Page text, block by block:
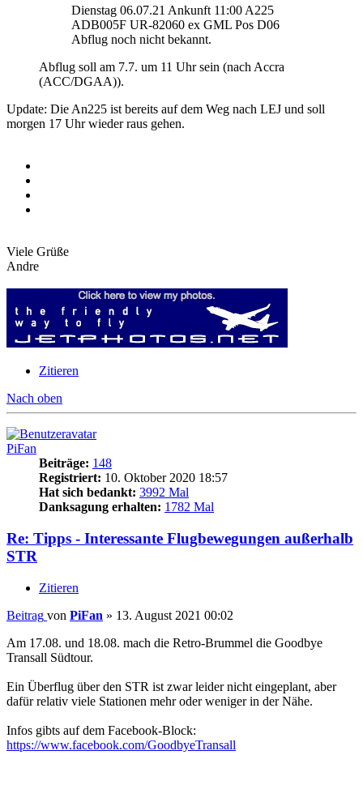
Dienstag 06.07.21 Ankunft 11:00 A225
ADB005F UR-82060 ex GML Pos D06
Abflug noch nicht bekannt.
Abflug soll am 7.7. um 11 Uhr sein (nach Accra
(ACC/DGAA)).
Update: Die An225 ist bereits auf dem Weg nach LEJ und soll
morgen 17 Uhr wieder raus gehen.
Viele Grüße
Andre
Zitieren
Nach oben
PiFan
Beiträge: 148
Registriert: 10. Oktober 2020 18:57
Hat sich bedankt: 3992 Mal
Danksagung erhalten: 1782 Mal
Re: Tipps - Interessante Flugbewegungen außerhalb
STR
Zitieren
Beitrag von PiFan » 13. August 2021 00:02
Am 17.08. und 18.08. mach die Retro-Brummel die Goodbye
Transall Südtour.
Ein Überflug über den STR ist zwar leider nicht eingeplant, aber
dafür relativ viele Stationen mehr oder weniger in der Nähe.
Infos gibts auf dem Facebook-Block:
https://www.facebook.com/GoodbyeTransall